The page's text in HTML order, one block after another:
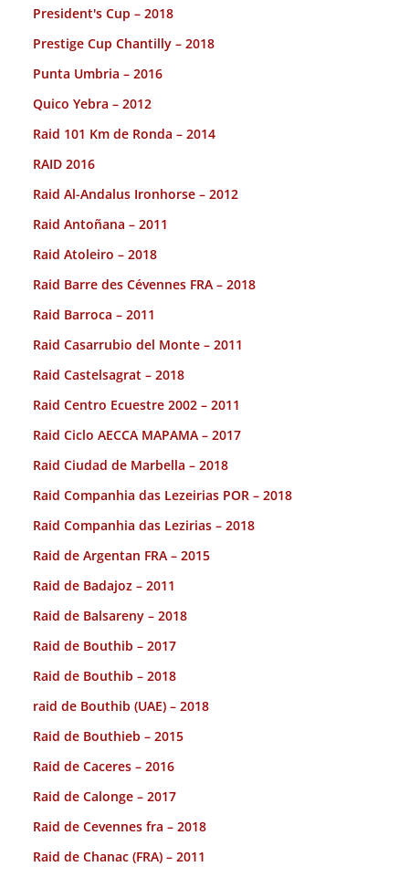
President's Cup – 2018
Prestige Cup Chantilly – 2018
Punta Umbria – 2016
Quico Yebra – 2012
Raid 101 Km de Ronda – 2014
RAID 2016
Raid Al-Andalus Ironhorse – 2012
Raid Antoñana – 2011
Raid Atoleiro – 2018
Raid Barre des Cévennes FRA – 2018
Raid Barroca – 2011
Raid Casarrubio del Monte – 2011
Raid Castelsagrat – 2018
Raid Centro Ecuestre 2002 – 2011
Raid Ciclo AECCA MAPAMA – 2017
Raid Ciudad de Marbella – 2018
Raid Companhia das Lezeirias POR – 2018
Raid Companhia das Lezirias – 2018
Raid de Argentan FRA – 2015
Raid de Badajoz – 2011
Raid de Balsareny – 2018
Raid de Bouthib – 2017
Raid de Bouthib – 2018
raid de Bouthib (UAE) – 2018
Raid de Bouthieb – 2015
Raid de Caceres – 2016
Raid de Calonge – 2017
Raid de Cevennes fra – 2018
Raid de Chanac (FRA) – 2011